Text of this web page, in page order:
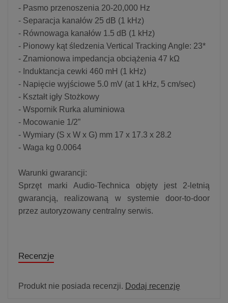
- Pasmo przenoszenia 20-20,000 Hz
- Separacja kanałów 25 dB (1 kHz)
- Równowaga kanałów 1.5 dB (1 kHz)
- Pionowy kąt śledzenia Vertical Tracking Angle: 23*
- Znamionowa impedancja obciążenia 47 kΩ
- Induktancja cewki 460 mH (1 kHz)
- Napięcie wyjściowe 5.0 mV (at 1 kHz, 5 cm/sec)
- Kształt igły Stożkowy
- Wspornik Rurka aluminiowa
- Mocowanie 1/2”
- Wymiary (S x W x G) mm 17 x 17.3 x 28.2
- Waga kg 0.0064
Warunki gwarancji:
Sprzęt marki Audio-Technica objęty jest 2-letnią
gwarancją, realizowaną w systemie door-to-door
przez autoryzowany centralny serwis.
Recenzje
Produkt nie posiada recenzji. Dodaj recenzję